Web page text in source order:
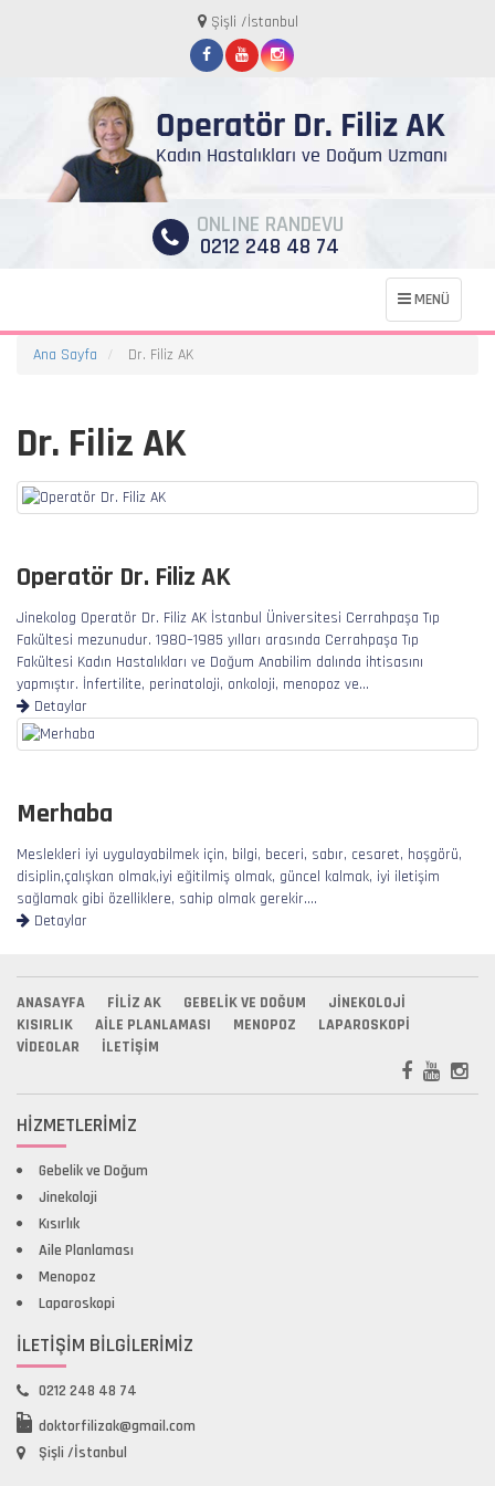
Şişli /İstanbul
ONLINE RANDEVU
0212 248 48 74
MENÜ
Ana Sayfa Dr. Filiz AK
Dr. Filiz AK
Operatör Dr. Filiz AK
Jinekolog Operatör Dr. Filiz AK İstanbul Üniversitesi Cerrahpaşa Tıp
Fakültesi mezunudur. 1980–1985 yılları arasında Cerrahpaşa Tıp
Fakültesi Kadın Hastalıkları ve Doğum Anabilim dalında ihtisasını
yapmıştır. İnfertilite, perinatoloji, onkoloji, menopoz ve…
Detaylar
Merhaba
Meslekleri iyi uygulayabilmek için, bilgi, beceri, sabır, cesaret, hoşgörü,
disiplin,çalışkan olmak,iyi eğitilmiş olmak, güncel kalmak, iyi iletişim
sağlamak gibi özelliklere, sahip olmak gerekir....
Detaylar
ANASAYFA FILIZ AK GEBELIK VE DOĞUM
JINEKOLOJI
KISIRLIK
AILE PLANLAMASI MENOPOZ
LAPAROSKOPI
VIDEOLAR
İLETIŞIM
HIZMETLERIMIZ
Gebelik ve Doğum
Jinekoloji
Kısırlık
Aile Planlaması
Menopoz
Laparoskopi
İLETİŞİM BİLGİLERİMİZ
0212 248 48 74
doktorfilizak@gmail.com
Şişli /İstanbul